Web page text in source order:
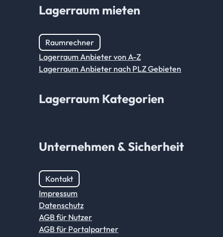
Lagerraum mieten
Raumrechner
Lagerraum Anbieter von A-Z
Lagerraum Anbieter nach PLZ Gebieten
Lagerraum Kategorien
Unternehmen & Sicherheit
Kontakt
Impressum
Datenschutz
AGB für Nutzer
AGB für Portalpartner